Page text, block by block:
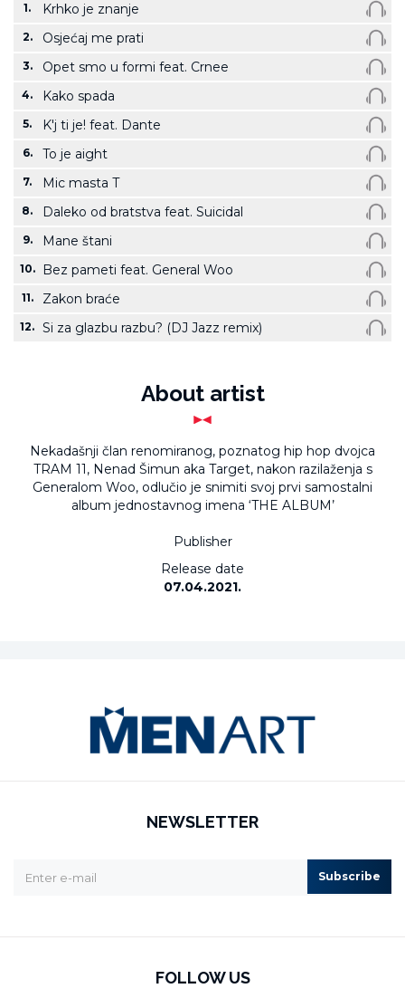
1. Krhko je znanje
2. Osjećaj me prati
3. Opet smo u formi feat. Crnee
4. Kako spada
5. K'j ti je! feat. Dante
6. To je aight
7. Mic masta T
8. Daleko od bratstva feat. Suicidal
9. Mane štani
10. Bez pameti feat. General Woo
11. Zakon braće
12. Si za glazbu razbu? (DJ Jazz remix)
About artist
Nekadašnji član renomiranog, poznatog hip hop dvojca
TRAM 11, Nenad Šimun aka Target, nakon razilaženja s
Generalom Woo, odlučio je snimiti svoj prvi samostalni
album jednostavnog imena ‘THE ALBUM’
Publisher
Release date
07.04.2021.
NEWSLETTER
Subscribe
FOLLOW US